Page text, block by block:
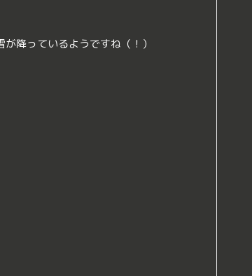
降っているようですね（！）